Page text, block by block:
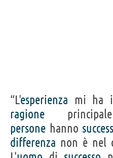
“L'esperienza mi ha
ragione
persone hanno
differenza non è nel